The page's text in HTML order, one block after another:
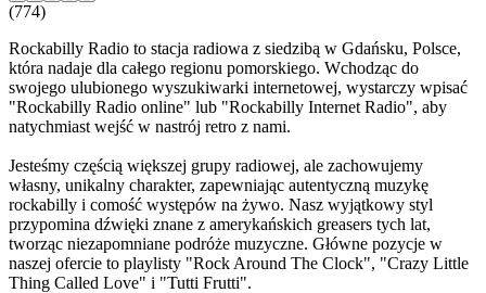
(774)
Rockabilly Radio to stacja radiowa z siedzibą w Gdańsku, Polsce,
która nadaje dla całego regionu pomorskiego. Wchodząc do
swojego ulubionego wyszukiwarki internetowej, wystarczy wpisać
"Rockabilly Radio online" lub "Rockabilly Internet Radio", aby
natychmiast wejść w nastrój retro z nami.
Jesteśmy częścią większej grupy radiowej, ale zachowujemy
własny, unikalny charakter, zapewniając autentyczną muzykę
rockabilly i comość występów na żywo. Nasz wyjątkowy styl
przypomina dźwięki znane z amerykańskich greasers tych lat,
tworząc niezapomniane podróże muzyczne. Główne pozycje w
naszej ofercie to playlisty "Rock Around The Clock", "Crazy Little
Thing Called Love" i "Tutti Frutti".